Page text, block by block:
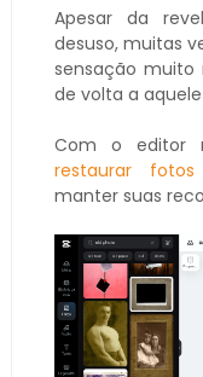
Apesar da
desuso, muitas
sensação muito
de volta a
Com o editor
restaurar fotos
manter suas